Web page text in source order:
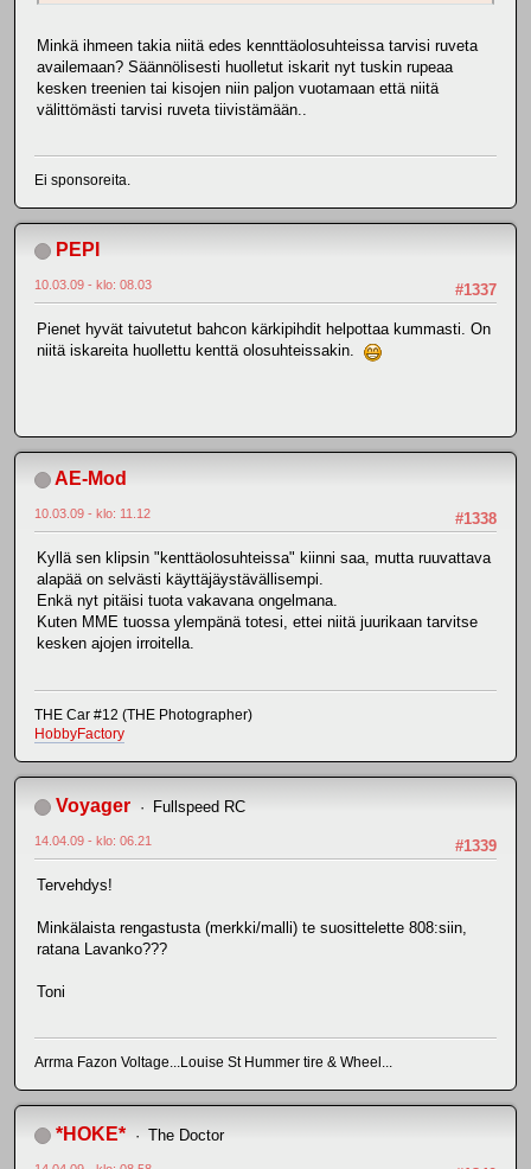
Minkä ihmeen takia niitä edes kennttäolosuhteissa tarvisi ruveta
availemaan? Säännölisesti huolletut iskarit nyt tuskin rupeaa
kesken treenien tai kisojen niin paljon vuotamaan että niitä
välittömästi tarvisi ruveta tiivistämään..
Ei sponsoreita.
PEPI
#1337
10.03.09 - klo: 08.03
Pienet hyvät taivutetut bahcon kärkipihdit helpottaa kummasti. On
niitä iskareita huollettu kenttä olosuhteissakin.
AE-Mod
#1338
10.03.09 - klo: 11.12
Kyllä sen klipsin "kenttäolosuhteissa" kiinni saa, mutta ruuvattava
alapää on selvästi käyttäjäystävällisempi.
Enkä nyt pitäisi tuota vakavana ongelmana.
Kuten MME tuossa ylempänä totesi, ettei niitä juurikaan tarvitse
kesken ajojen irroitella.
THE Car #12 (THE Photographer)
HobbyFactory
Voyager Fullspeed RC
#1339
14.04.09 - klo: 06.21
Tervehdys!
Minkälaista rengastusta (merkki/malli) te suosittelette 808:siin,
ratana Lavanko???
Toni
Arrma Fazon Voltage...Louise St Hummer tire & Wheel...
*HOKE* The Doctor